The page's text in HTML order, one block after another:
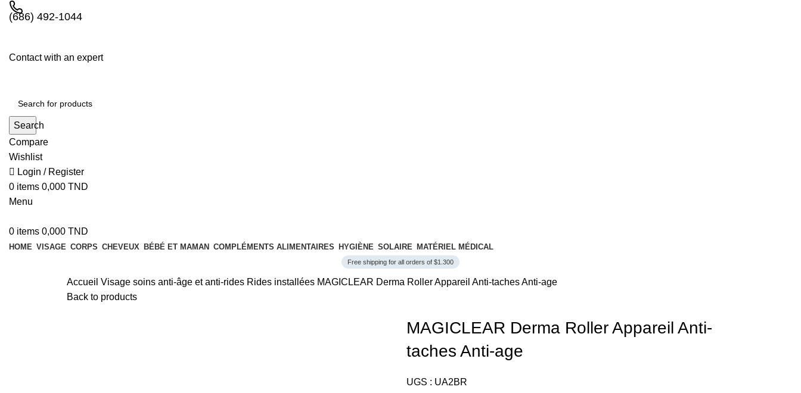
(686) 492-1044
Contact with an expert
Search
Compare
Wishlist
Login / Register
0 items 0,000 TND
Menu
0 items 0,000 TND
HOME VISAGE CORPS CHEVEUX BÉBÉ ET MAMAN COMPLÉMENTS ALIMENTAIRES HYGIÈNE SOLAIRE MATÉRIEL MÉDICAL
Free shipping for all orders of $1.300
Accueil Visage soins anti-âge et anti-rides Rides installées MAGICLEAR Derma Roller Appareil Anti-taches Anti-age
Back to products
MAGICLEAR Derma Roller Appareil Anti-
taches Anti-age
UGS : UA2BR